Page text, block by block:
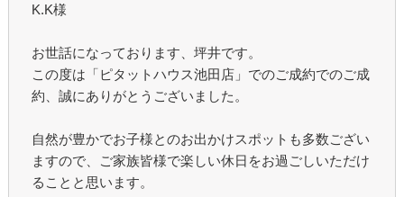
K.K様
お世話になっております、坪井です。
この度は「ピタットハウス池田店」でのご成約でのご成
約、誠にありがとうございました。
自然が豊かでお子様とのお出かけスポットも多数ござい
ますので、ご家族皆様で楽しい休日をお過ごしいただけ
ることと思います。